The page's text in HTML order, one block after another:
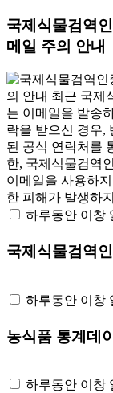
국제식물검역
메일 주의 안내
하루동안 이창
국제식물검역
하루동안 이창
농식품 통계데
하루동안 이창